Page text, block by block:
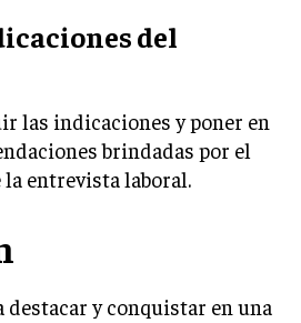
encanta resaltar historias de éxito
Me fascina la jardinería,
similitudes entre el cultivo de las
talento humano.
y domina los buscadores,
del
las indicaciones y poner en
brindadas por el
entrevista laboral.
destacar y conquistar en una